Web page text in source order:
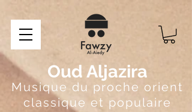
Oud Aljazira
Musique du proche orient
classique et populaire